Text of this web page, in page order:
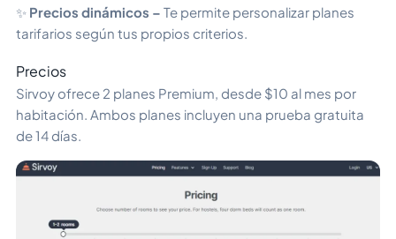
✨ Precios dinámicos – Te permite personalizar planes
tarifarios según tus propios criterios.
Precios
Sirvoy ofrece 2 planes Premium, desde $10 al mes por
habitación. Ambos planes incluyen una prueba gratuita
de 14 días.